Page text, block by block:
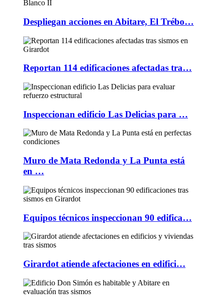
Despliegan acciones en Abitare, El Trébo…
Reportan 114 edificaciones afectadas tra…
Inspeccionan edificio Las Delicias para …
Muro de Mata Redonda y La Punta está
en …
Equipos técnicos inspeccionan 90 edifica…
Girardot atiende afectaciones en edifici…